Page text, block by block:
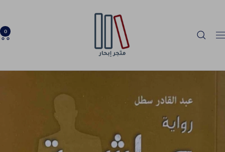
التنقل
Ibhar
Bookstore
0